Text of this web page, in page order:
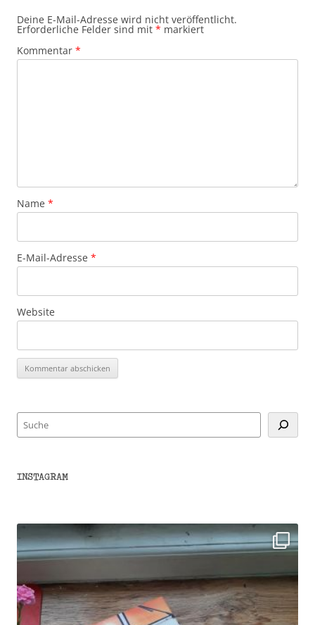
Deine E-Mail-Adresse wird nicht veröffentlicht.
Erforderliche Felder sind mit * markiert
Kommentar *
Name *
E-Mail-Adresse *
Website
Suchen
INSTAGRAM